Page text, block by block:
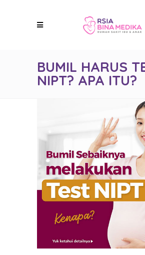
BUMIL HARUS
NIPT? APA ITU?